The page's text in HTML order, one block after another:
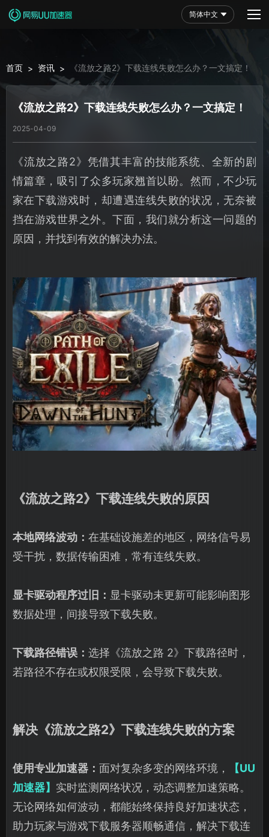
简体中文
首页 > 资讯 > 《流放之路2》下载连线失败怎么办？一文搞定！
《流放之路2》下载连线失败怎么办？一文搞定！
2025-04-09
《流放之路2》凭借其丰富的技能系统、全新的剧
情篇章，吸引了众多玩家翘首以盼。然而，不少玩
家在下载游戏时，却遭遇连线失败的状况，无奈被
挡在游戏世界之外。下面，我们就分析这一问题的
原因，并找到有效的解决办法。
《流放之路2》下载连线失败的原因
本地网络波动： 在基础设施差的地区，网络信号易
受干扰，数据传输困难，常有连线失败。
显卡驱动程序过旧： 显卡驱动未更新可能影响图形
数据处理，间接导致下载失败。
下载路径错误： 选择《流放之路 2》下载路径时，
若路径不存在或权限受限，会导致下载失败。
解决《流放之路2》下载连线失败的方案
使用专业加速器： 面对复杂多变的网络环境，
【UU
加速器】 实时监测网络状况，动态调整加速策略。
无论网络如何波动，都能始终保持良好加速状态，
助力玩家与游戏下载服务器顺畅通信，解决下载连